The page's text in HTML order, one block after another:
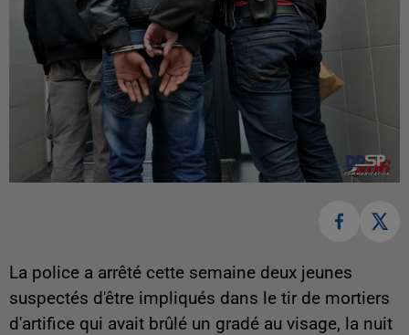
La police a arrêté cette semaine deux jeunes
suspectés d'être impliqués dans le tir de mortiers
d'artifice qui avait brûlé un gradé au visage, la nuit